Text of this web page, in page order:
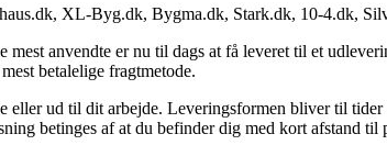
XL-Byg.dk, Bygma.dk, Stark.dk, 10-4.dk,
anvendte er nu til dags at få leveret til et
betalelige fragtmetode.
ud til dit arbejde. Leveringsformen bliver til tider
betinges af at du befinder dig med kort afstand til